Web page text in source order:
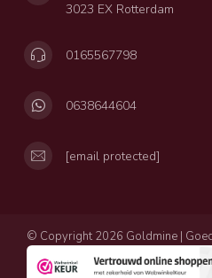
3023 EX Rotterdam
0165567798
0638644604
[email protected]
© Copyright 2026 Goldmine |